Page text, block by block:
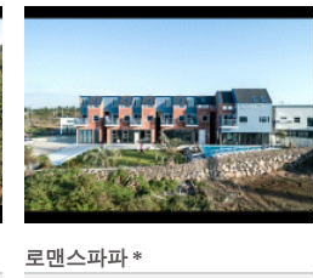
로맨스파파 *